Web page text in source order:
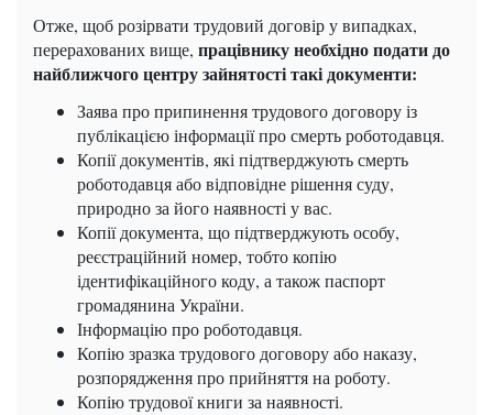
Отже, щоб розірвати трудовий договір у випадках,
перерахованих вище, працівнику необхідно подати до
найближчого центру зайнятості такі документи:
Заява про припинення трудового договору із
публікацією інформації про смерть роботодавця.
Копії документів, які підтверджують смерть
роботодавця або відповідне рішення суду,
природно за його наявності у вас.
Копії документа, що підтверджують особу,
реєстраційний номер, тобто копію
ідентифікаційного коду, а також паспорт
громадянина України.
Інформацію про роботодавця.
Копію зразка трудового договору або наказу,
розпорядження про прийняття на роботу.
Копію трудової книги за наявності.